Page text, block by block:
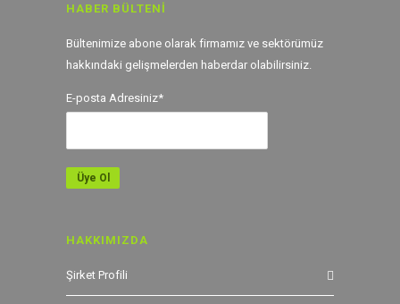
HABER BÜLTENI
Bültenimize abone olarak firmamız ve sektörümüz
hakkındaki gelişmelerden haberdar olabilirsiniz.
E-posta Adresiniz*
HAKKIMIZDA
Şirket Profili